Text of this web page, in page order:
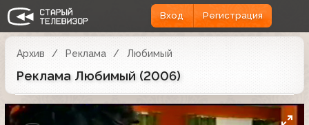
Вход Регистрация
Архив Реклама Любимый
Реклама Любимый (2006)